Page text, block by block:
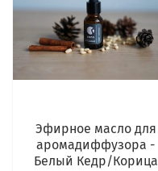
Эфирное масло для
аромадиффузора -
Белый Кедр/Корица